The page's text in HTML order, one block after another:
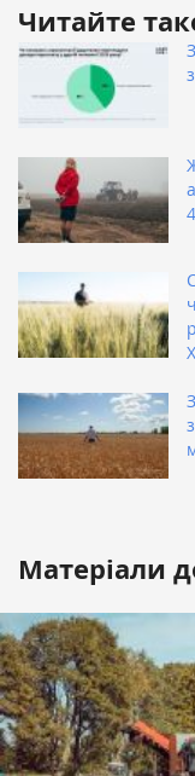
Читайте
Матеріали